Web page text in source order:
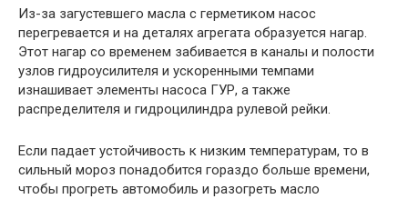
Из-за загустевшего масла с герметиком насос
перегревается и на деталях агрегата образуется нагар.
Этот нагар со временем забивается в каналы и полости
узлов гидроусилителя и ускоренными темпами
изнашивает элементы насоса ГУР, а также
распределителя и гидроцилиндра рулевой рейки.
Если падает устойчивость к низким температурам, то в
сильный мороз понадобится гораздо больше времени,
чтобы прогреть автомобиль и разогреть масло